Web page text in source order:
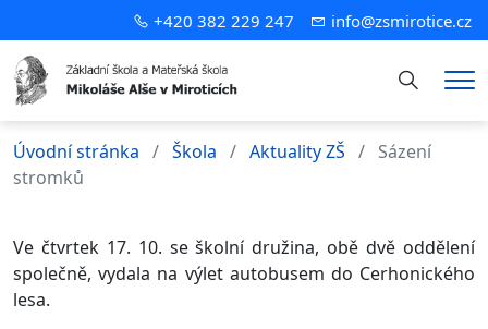
+420 382 229 247 info@zsmirotice.cz
Hledání
Úvodní stránka Škola Aktuality ZŠ
Sázení
stromků
Ve čtvrtek 17. 10. se školní družina, obě dvě oddělení
společně, vydala na výlet autobusem do Cerhonického
lesa.